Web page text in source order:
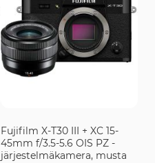
Fujifilm X-T30 III + XC 15-
45mm f/3.5-5.6 OIS PZ -
järjestelmäkamera, musta